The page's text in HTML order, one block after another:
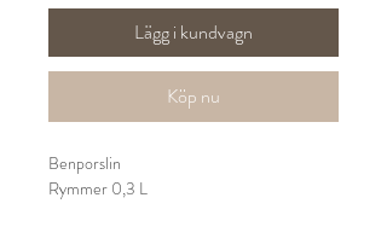
Lägg i kundvagn
Köp nu
Benporslin
Rymmer 0,3 L